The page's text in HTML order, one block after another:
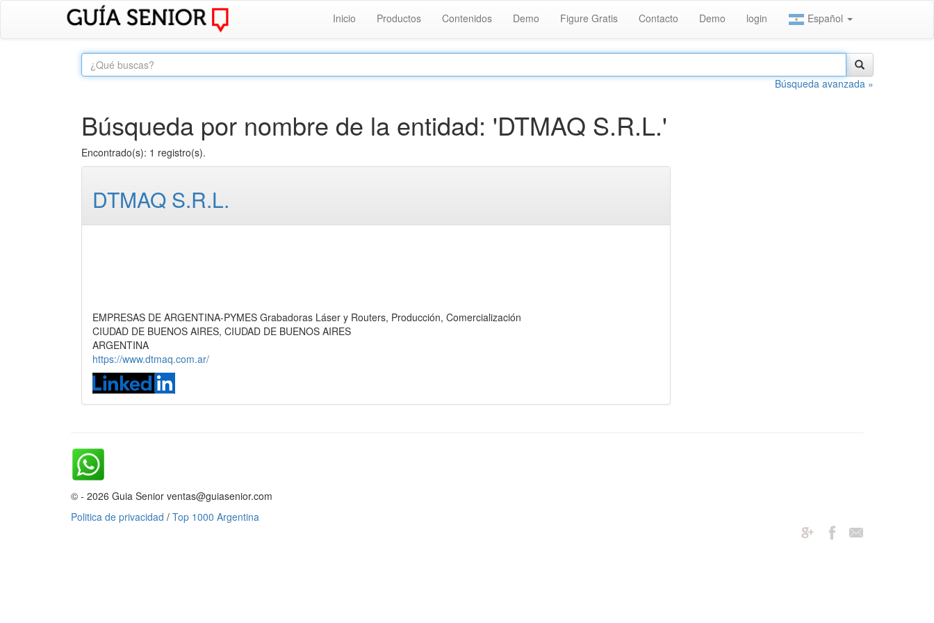
Inicio Productos Contenidos Demo Figure Gratis Contacto Demo login Español
Búsqueda avanzada »
Búsqueda por nombre de la entidad: 'DTMAQ S.R.L.'
Encontrado(s): 1 registro(s).
DTMAQ S.R.L.
EMPRESAS DE ARGENTINA-PYMES Grabadoras Láser y Routers, Producción, Comercialización
CIUDAD DE BUENOS AIRES, CIUDAD DE BUENOS AIRES
ARGENTINA
https://www.dtmaq.com.ar/
© - 2026 Guia Senior ventas@guiasenior.com
Politica de privacidad / Top 1000 Argentina